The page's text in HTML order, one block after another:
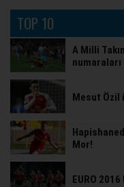
TOP 10
A Milli
Mesut Özil
Mor!
EURO